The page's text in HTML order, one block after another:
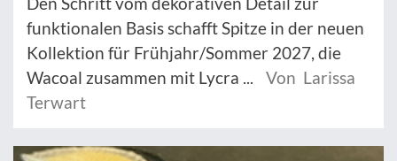
funktionalen Basis schafft Spitze in der neuen
Kollektion für Frühjahr/Sommer 2027, die
Wacoal zusammen mit Lycra ...
Von Larissa
Terwart